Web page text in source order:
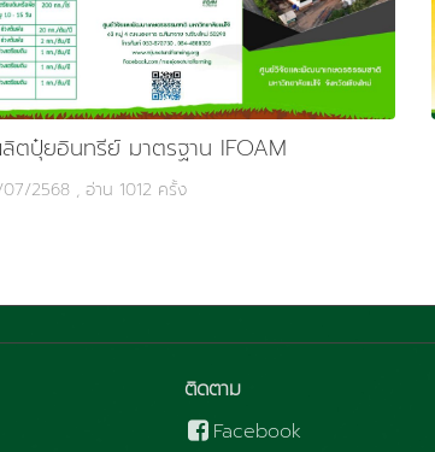
ตปุ๋ยอินทรีย์ มาตรฐาน IFOAM
2568 , อ่าน 1012 ครั้ง
ติดตาม
Facebook